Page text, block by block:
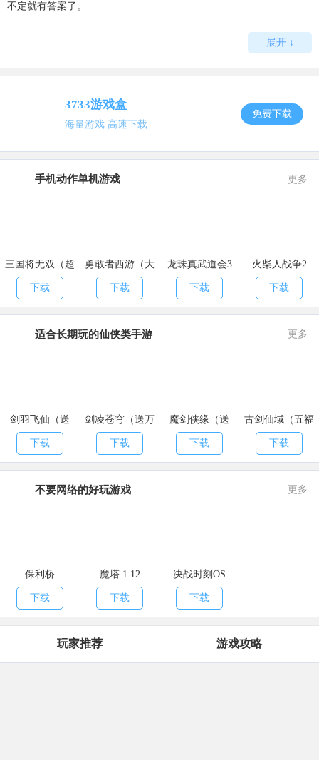
不定就有答案了。
展开 ↓
3733游戏盒
海量游戏 高速下载
免费下载
手机动作单机游戏 更多
三国将无双（超
神魔将版）
下载
勇敢者西游（大
乱斗）
下载
龙珠真武道会3
下载
火柴人战争2
下载
适合长期玩的仙侠类手游 更多
剑羽飞仙（送
10000真充）
下载
剑凌苍穹（送万
元真充）
下载
魔剑侠缘（送
2021充值）
下载
古剑仙域（五福
送真充）
下载
不要网络的好玩游戏 更多
保利桥
下载
魔塔 1.12
下载
决战时刻OS
下载
玩家推荐 游戏攻略